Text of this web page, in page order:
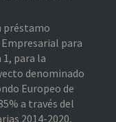
préstamo
para
1, para la
denominado
Europeo de
a través del
2014-2020,